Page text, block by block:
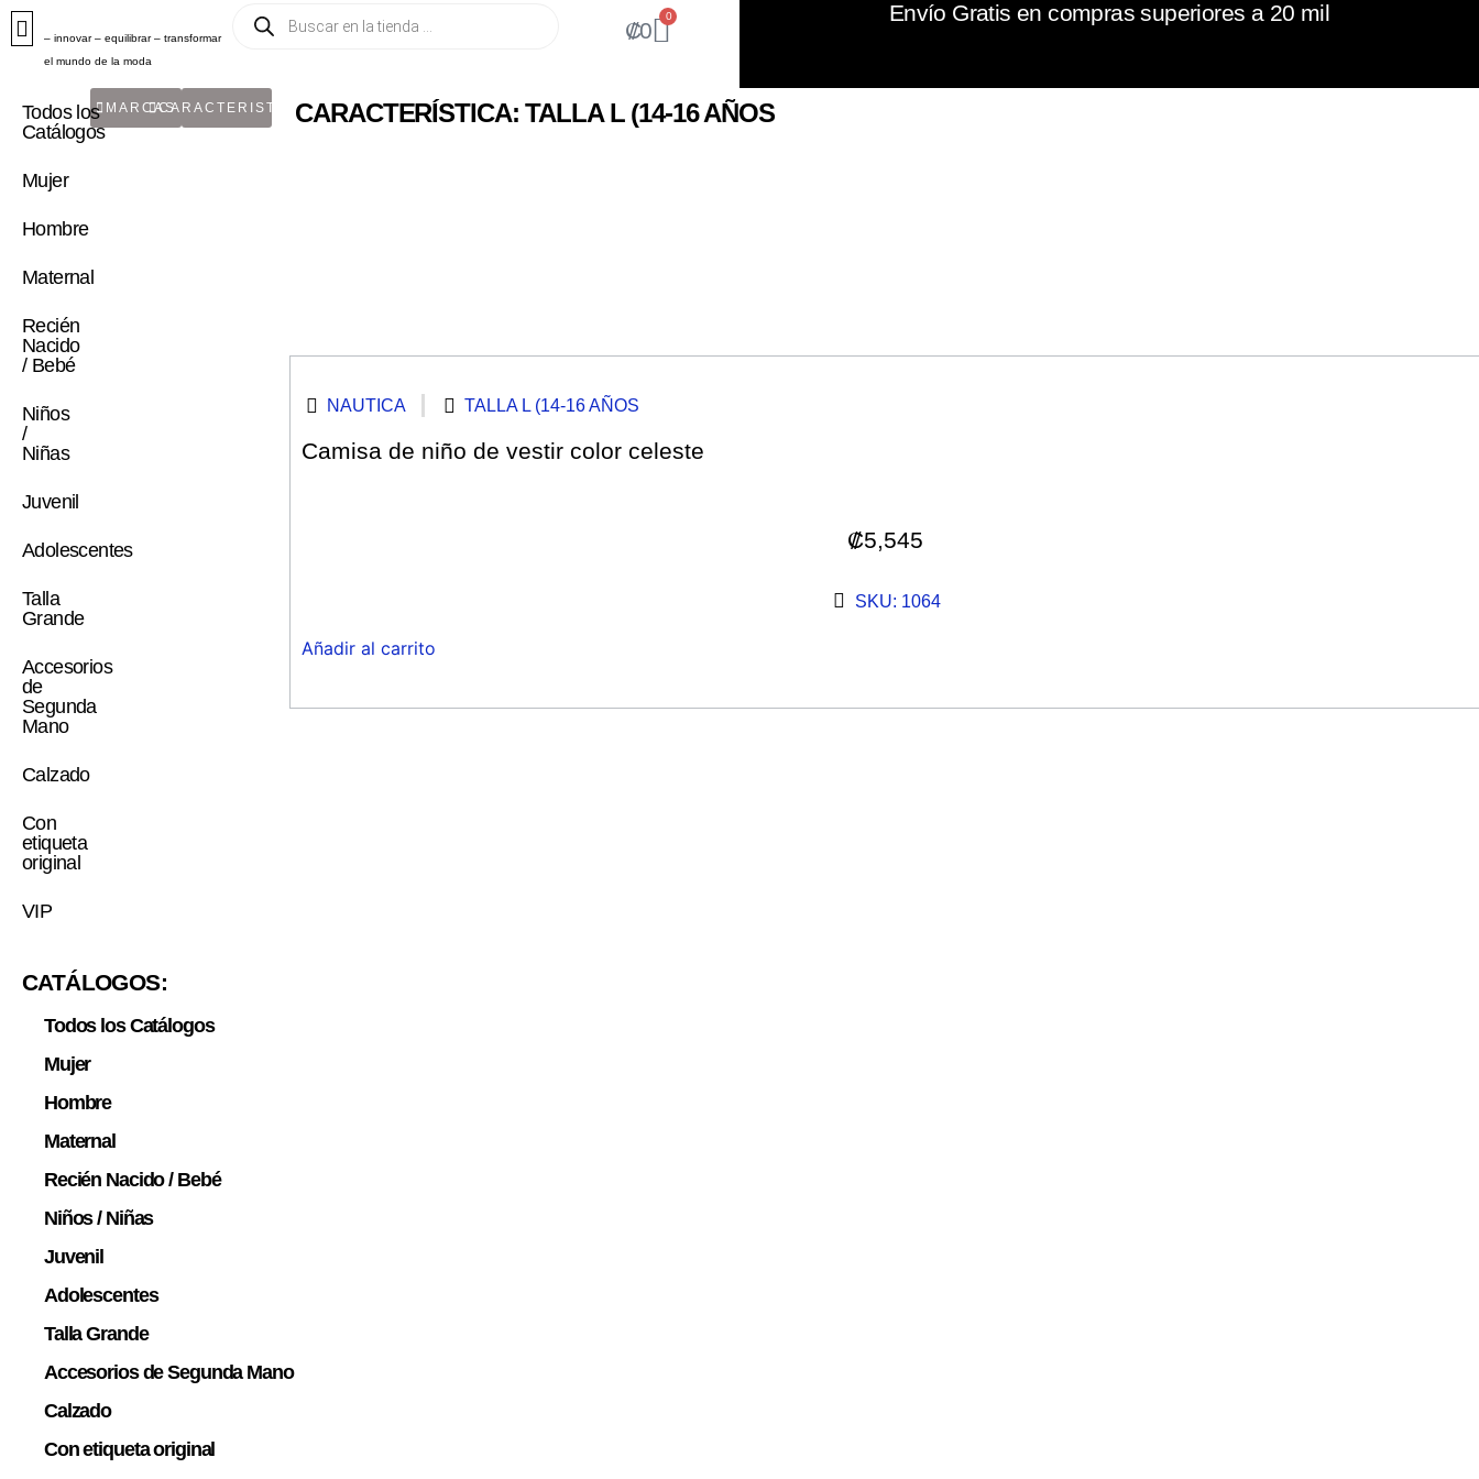
– innovar – equilibrar – transformar
el mundo de la moda
₡0
0 Envío Gratis en compras superiores a 20 mil
Todos los
Catálogos
Mujer
Hombre
Maternal
Recién
Nacido
/ Bebé
Niños
/
Niñas
Juvenil
Adolescentes
Talla
Grande
Accesorios
de
Segunda
Mano
Calzado
Con
etiqueta
original
VIP
MARCASCARACTERISTICACARACTERÍSTICA: TALLA L (14-16 AÑOS
NAUTICA TALLA L (14-16 AÑOS
Camisa de niño de vestir color celeste
₡5,545
SKU: 1064
Añadir al carrito
CATÁLOGOS:
Todos los Catálogos
Mujer
Hombre
Maternal
Recién Nacido / Bebé
Niños / Niñas
Juvenil
Adolescentes
Talla Grande
Accesorios de Segunda Mano
Calzado
Con etiqueta original